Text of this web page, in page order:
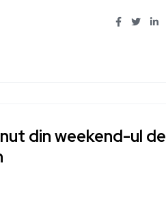
din weekend-ul de